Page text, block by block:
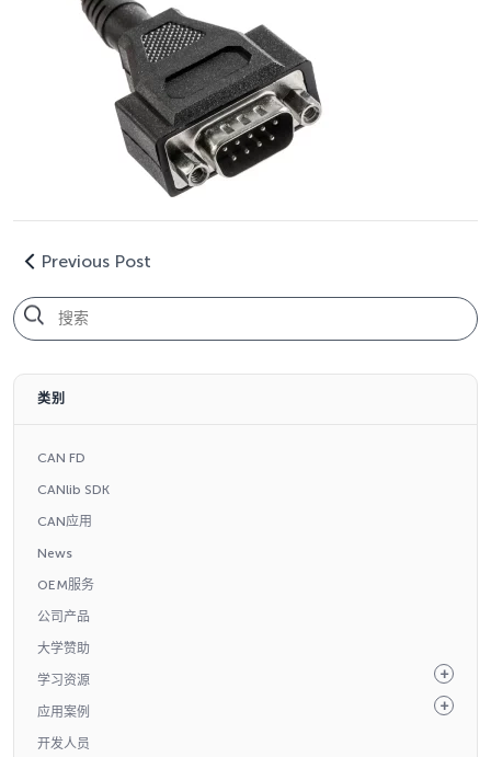
Previous Post
类别
CAN FD
CANlib SDK
CAN应用
News
OEM服务
公司产品
大学赞助
学习资源
应用案例
开发人员